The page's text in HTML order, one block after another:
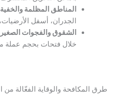
المناطق المظلمة
الجدران، أسفل
الشقوق والفجوات
خلال فتحات بحجم عملة
طرق المكافحة والوقاية الفعّالة من